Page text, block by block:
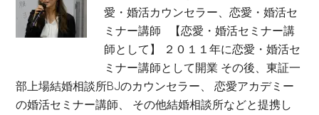
愛・婚活カウンセラー、恋愛・婚活セ
ミナー講師 【恋愛・婚活セミナー講
師として】 ２０１１年に恋愛・婚活セ
ミナー講師として開業 その後、東証一
部上場結婚相談所BJのカウンセラー、 恋愛アカデミー
の婚活セミナー講師、 その他結婚相談所などと提携し